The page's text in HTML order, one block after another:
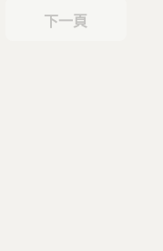
下一頁
下一頁